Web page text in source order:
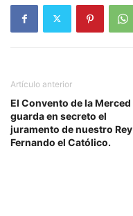
Artículo anterior
El Convento de la Merced
guarda en secreto el
juramento de nuestro Rey
Fernando el Católico.